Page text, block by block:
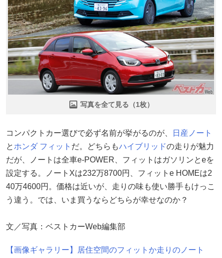
写真を全て見る（1枚）
コンパクトカー選びで必ず名前が挙がるのが、 日産 ノート
と ホンダ フィット だ。どちらもハイブリッドの走りが魅力
だが、ノートは全車e-POWER、フィットはガソリンとeを
設定する。ノートXは232万8700円、フィットe HOMEは2
40万4600円。価格は近いが、走りの味も使い勝手もけっこ
う違う。では、いま買うならどちらが幸せなのか？
文／写真：ベストカーWeb編集部
【画像ギャラリー】居住空間のフィットか走りのノート